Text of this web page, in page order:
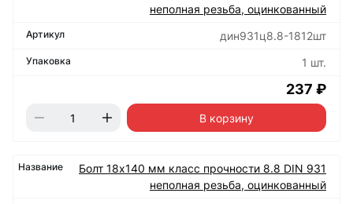
неполная резьба, оцинкованный
дин931ц8.8-1812шт
1 шт.
237 ₽
В корзину
Болт 18х140 мм класс прочности 8.8 DIN 931
неполная резьба, оцинкованный